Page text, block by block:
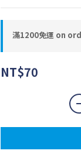
滿1200免運 on
NT$70